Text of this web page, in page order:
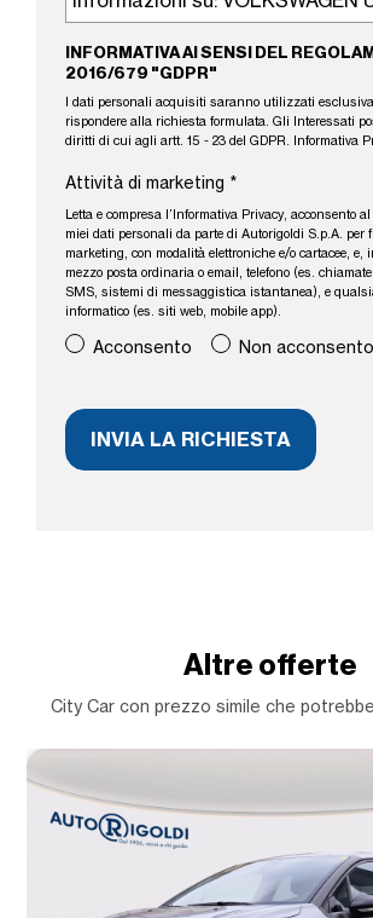
INFORMATIVA AI SENSI DEL
2016/679 "GDPR"
I dati personali acquisiti saranno utilizzati
rispondere alla richiesta formulata. Gli Interessati
diritti di cui agli artt. 15 - 23 del GDPR.
Informativa
Attività di marketing *
Letta e compresa l’ Informativa Privacy, acconsento
miei dati personali da parte di Autorigoldi S.p.A. per
marketing, con modalità elettroniche e/o cartacee, e,
mezzo posta ordinaria o email, telefono (es.
SMS, sistemi di messaggistica istantanea), e
informatico (es. siti web, mobile app).
Acconsento Non acconsento
Altre offerte
City Car con prezzo simile che